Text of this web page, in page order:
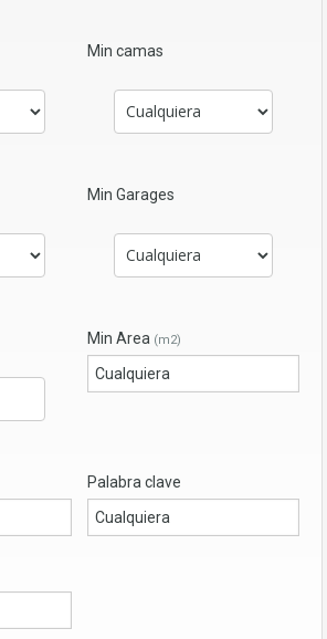
Min camas
Min Garages
Min Area (m2)
Palabra clave